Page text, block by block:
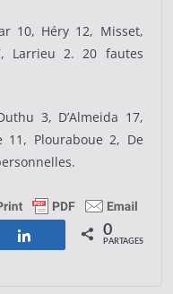
10, Héry 12, Misset,
Larrieu 2. 20 fautes
3, D’Almeida 17,
11, Plouraboue 2, De
Partagez 0
PARTAGES